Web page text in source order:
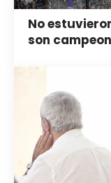
No
son